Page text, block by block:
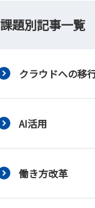
課題別記事一覧
クラウドへの移
AI活用
働き方改革